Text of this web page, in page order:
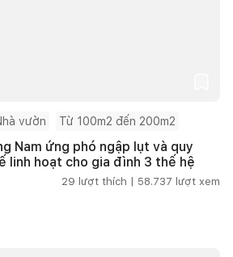
vườn Từ 100m2 đến 200m2
Nam ứng phó ngập lụt và quy
linh hoạt cho gia đình 3 thế hệ
29 lượt thích | 58.737 lượt xem